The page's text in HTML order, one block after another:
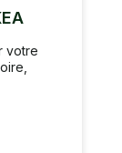
votre